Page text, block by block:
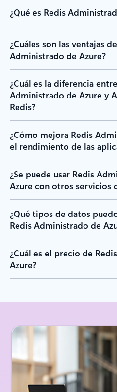
¿Qué es Redis
¿Cuáles son las ventajas
Administrado de Azure?
¿Cuál es la diferencia
Administrado de Azure y
Redis?
¿Cómo mejora Redis
el rendimiento de las
¿Se puede usar Redis
Azure con otros servicios
¿Qué tipos de datos
Redis Administrado de
¿Cuál es el precio de
Azure?